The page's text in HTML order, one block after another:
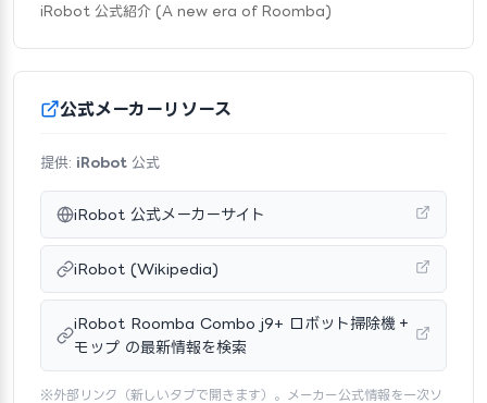
iRobot 公式紹介 (A new era of Roomba)
公式メーカーリソース
提供: iRobot 公式
iRobot 公式メーカーサイト
iRobot (Wikipedia)
iRobot Roomba Combo j9+ ロボット掃除機＋
モップ の最新情報を検索
※外部リンク（新しいタブで開きます）。メーカー公式情報を一次ソ